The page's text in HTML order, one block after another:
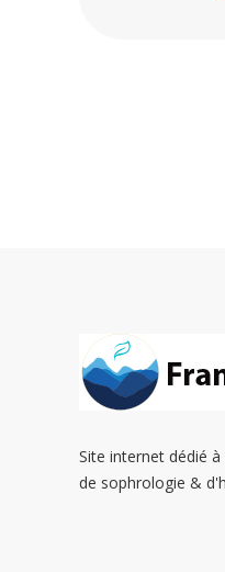
Site internet dédié
de sophrologie &